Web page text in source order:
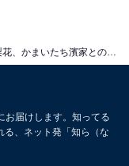
お届けします。知ってる
る、ネット発「知ら（な